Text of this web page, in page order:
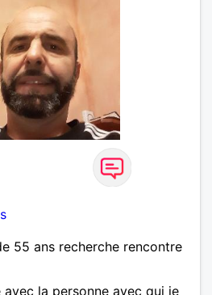
55 ans recherche rencontre
la personne avec qui je